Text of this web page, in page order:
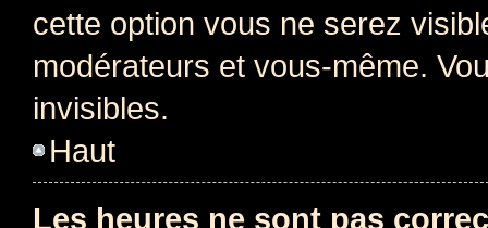
cette option vous ne serez
modérateurs et vous-même.
invisibles.
Haut
Les heures ne sont pas